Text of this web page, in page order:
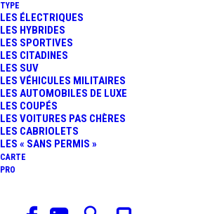
TYPE
LES ÉLECTRIQUES
LES HYBRIDES
LES SPORTIVES
LES CITADINES
LES SUV
LES VÉHICULES MILITAIRES
LES AUTOMOBILES DE LUXE
LES COUPÉS
LES VOITURES PAS CHÈRES
LES CABRIOLETS
LES « SANS PERMIS »
CARTE
PRO
Hier, Canal+ a diffusé